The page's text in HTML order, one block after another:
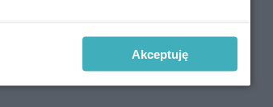
Akceptuję